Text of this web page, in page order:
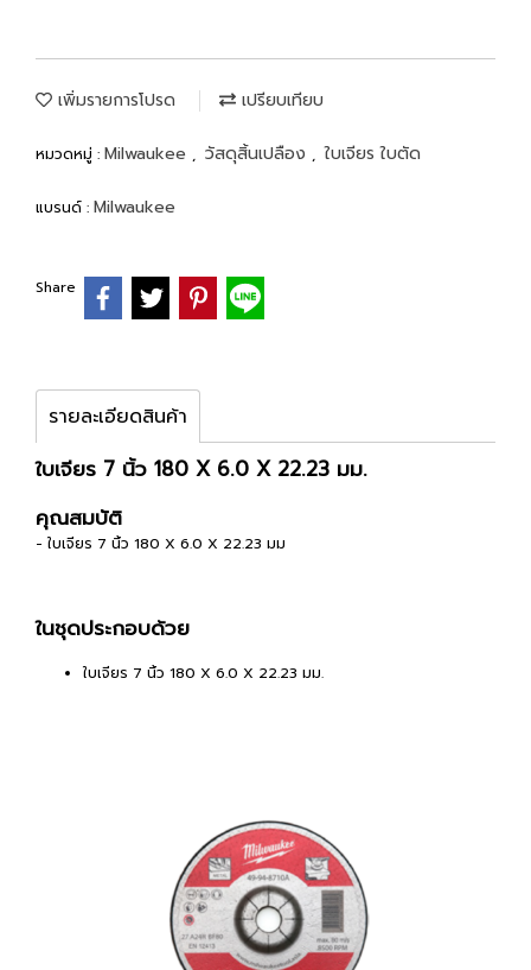
เพิ่มรายการโปรด เปรียบเทียบ
หมวดหมู่ : Milwaukee , วัสดุสิ้นเปลือง , ใบเจียร ใบตัด
แบรนด์ : Milwaukee
Share
รายละเอียดสินค้า
ใบเจียร 7 นิ้ว 180 X 6.0 X 22.23 มม.
คุณสมบัติ
- ใบเจียร 7 นิ้ว 180 X 6.0 X 22.23 มม
ในชุดประกอบด้วย
ใบเจียร 7 นิ้ว 180 X 6.0 X 22.23 มม.